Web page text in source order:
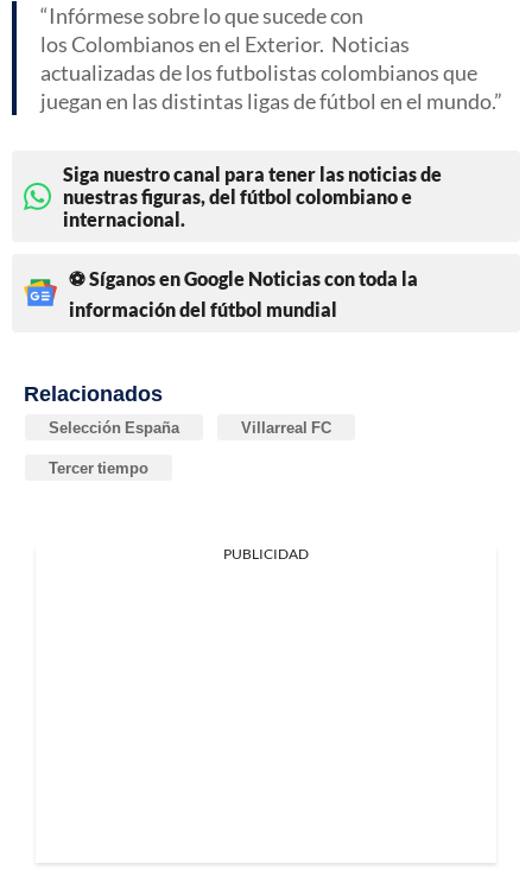
Infórmese sobre lo que sucede con
los Colombianos en el Exterior. Noticias
actualizadas de los futbolistas colombianos que
juegan en las distintas ligas de fútbol en el mundo.
Siga nuestro canal para tener las noticias de
nuestras figuras, del fútbol colombiano e
internacional.
⚽ Síganos en Google Noticias con toda la
información del fútbol mundial
Relacionados
Selección España Villarreal FC
Tercer tiempo
PUBLICIDAD